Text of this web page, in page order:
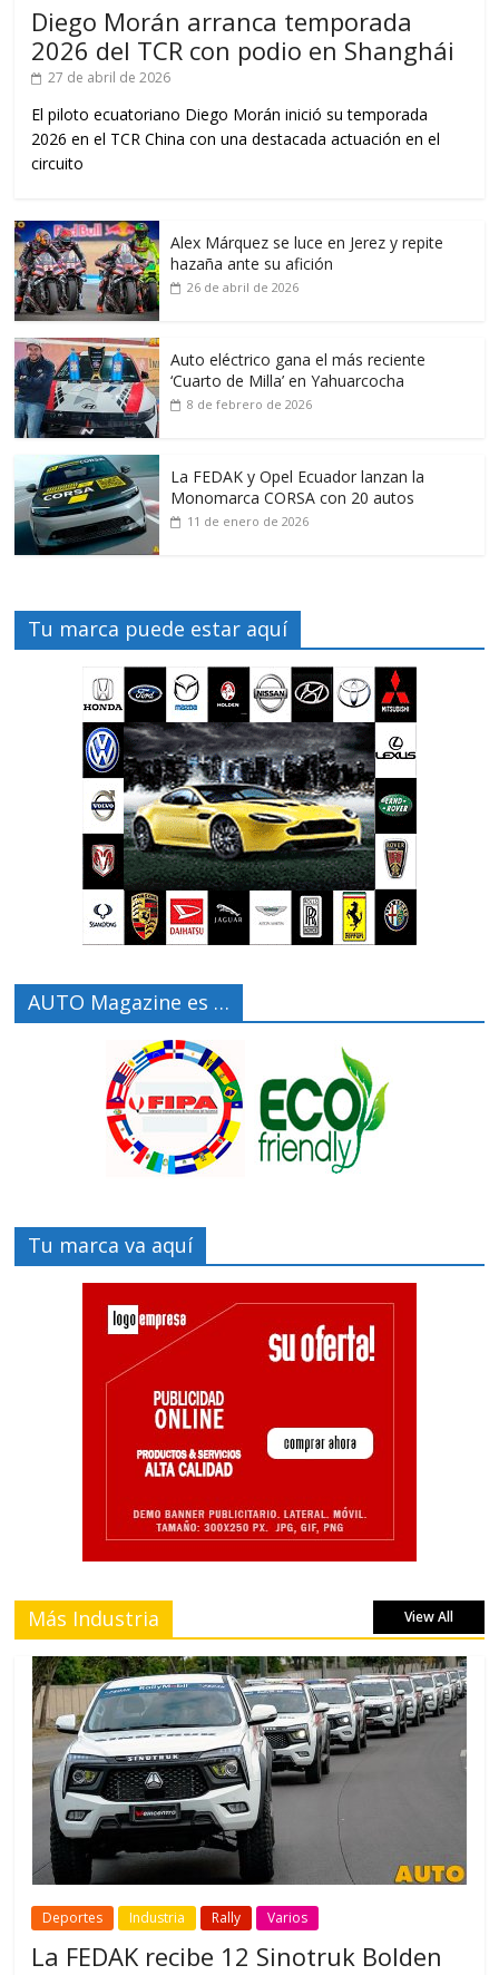
Diego Morán arranca temporada
2026 del TCR con podio en Shanghái
27 de abril de 2026
El piloto ecuatoriano Diego Morán inició su temporada
2026 en el TCR China con una destacada actuación en el
circuito
Alex Márquez se luce en Jerez y repite
hazaña ante su afición
26 de abril de 2026
Auto eléctrico gana el más reciente
‘Cuarto de Milla’ en Yahuarcocha
8 de febrero de 2026
La FEDAK y Opel Ecuador lanzan la
Monomarca CORSA con 20 autos
11 de enero de 2026
Tu marca puede estar aquí
AUTO Magazine es …
Tu marca va aquí
Más Industria View All
Deportes Industria Rally Varios
La FEDAK recibe 12 Sinotruk Bolden